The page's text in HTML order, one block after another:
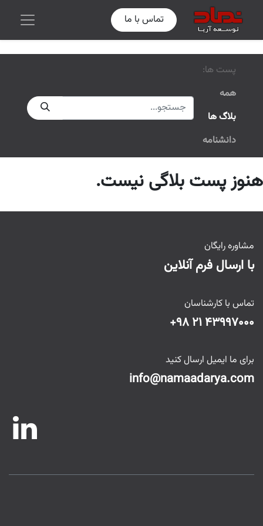
تماس با ما
پست ها:
همه
بلاگ ها
دانشنامه
هنوز پست بلاگی نیست.
مشاوره رایگان
با ارسال فرم آنلاین
تماس با کارشناسان
+۹۸ ۲۱ ۴۳۹۹۷۰۰۰
برای ما ایمیل ارسال کنید
info@namaadarya.com